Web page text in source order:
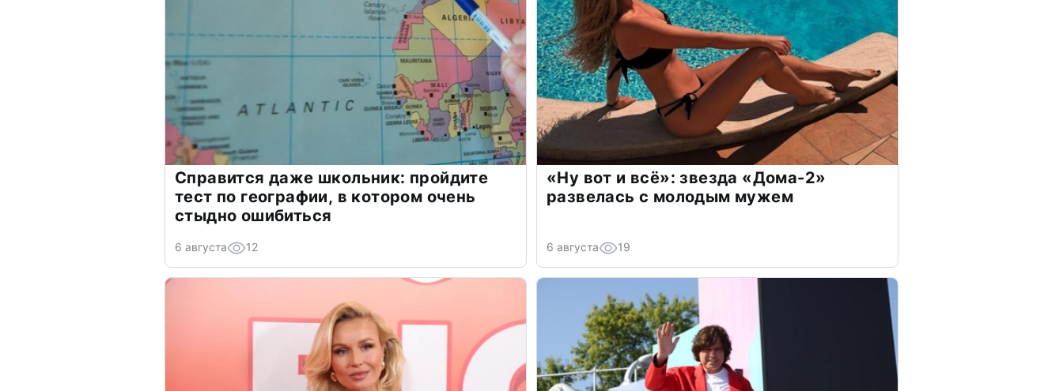
Справится даже школьник: пройдите
тест по географии, в котором очень
стыдно ошибиться
6 августа 12
«Ну вот и всё»: звезда «Дома-2»
развелась с молодым мужем
6 августа 19